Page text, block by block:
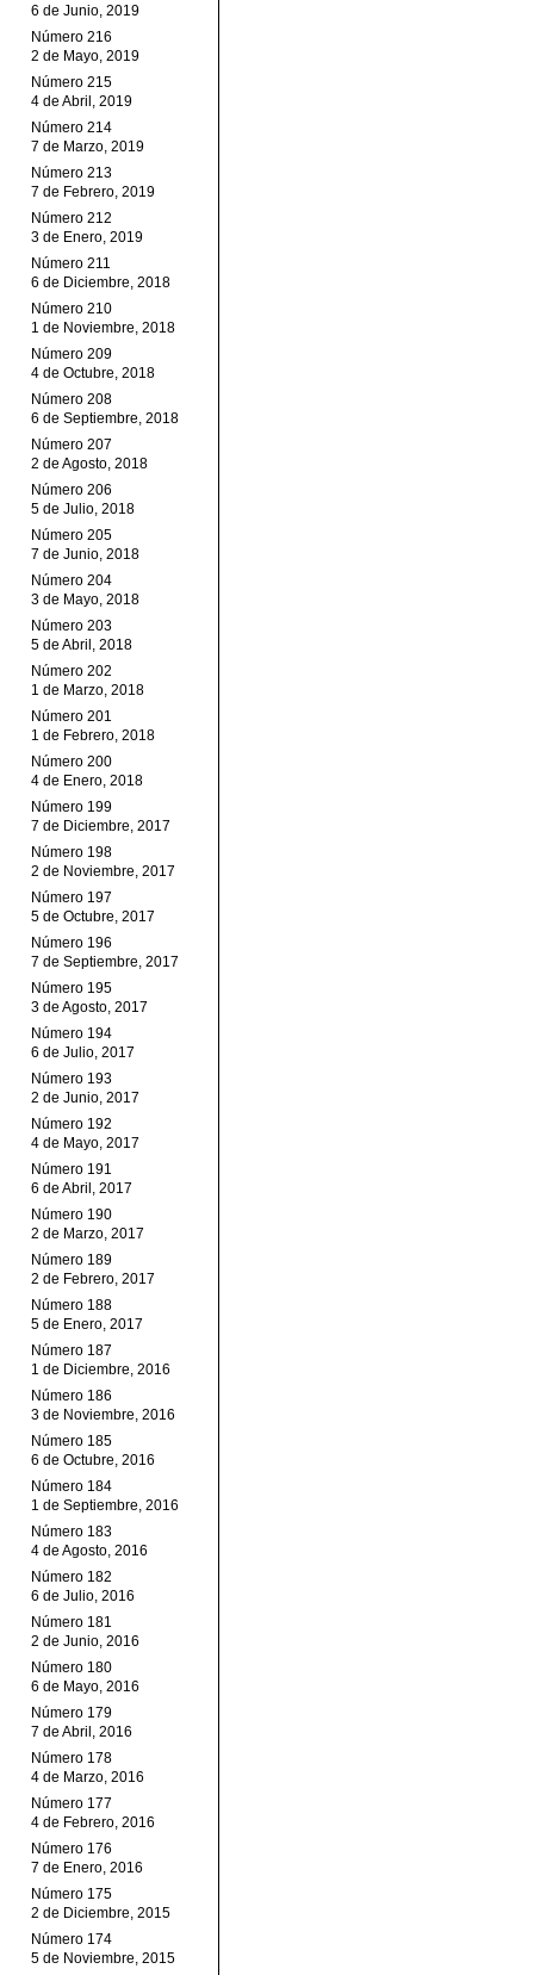
6 de Junio, 2019
Número 216
2 de Mayo, 2019
Número 215
4 de Abril, 2019
Número 214
7 de Marzo, 2019
Número 213
7 de Febrero, 2019
Número 212
3 de Enero, 2019
Número 211
6 de Diciembre, 2018
Número 210
1 de Noviembre, 2018
Número 209
4 de Octubre, 2018
Número 208
6 de Septiembre, 2018
Número 207
2 de Agosto, 2018
Número 206
5 de Julio, 2018
Número 205
7 de Junio, 2018
Número 204
3 de Mayo, 2018
Número 203
5 de Abril, 2018
Número 202
1 de Marzo, 2018
Número 201
1 de Febrero, 2018
Número 200
4 de Enero, 2018
Número 199
7 de Diciembre, 2017
Número 198
2 de Noviembre, 2017
Número 197
5 de Octubre, 2017
Número 196
7 de Septiembre, 2017
Número 195
3 de Agosto, 2017
Número 194
6 de Julio, 2017
Número 193
2 de Junio, 2017
Número 192
4 de Mayo, 2017
Número 191
6 de Abril, 2017
Número 190
2 de Marzo, 2017
Número 189
2 de Febrero, 2017
Número 188
5 de Enero, 2017
Número 187
1 de Diciembre, 2016
Número 186
3 de Noviembre, 2016
Número 185
6 de Octubre, 2016
Número 184
1 de Septiembre, 2016
Número 183
4 de Agosto, 2016
Número 182
6 de Julio, 2016
Número 181
2 de Junio, 2016
Número 180
6 de Mayo, 2016
Número 179
7 de Abril, 2016
Número 178
4 de Marzo, 2016
Número 177
4 de Febrero, 2016
Número 176
7 de Enero, 2016
Número 175
2 de Diciembre, 2015
Número 174
5 de Noviembre, 2015